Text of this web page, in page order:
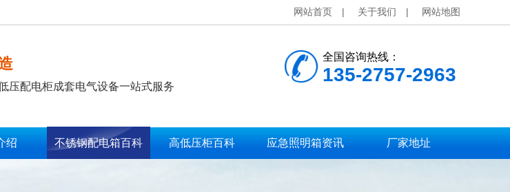
网站首页 | 关于我们 | 网站地图
压配电柜成套电气设备一站式服务
全国咨询热线：
135-2757-2963
绍 不锈钢配电箱百科 高低压柜百科 应急照明箱资讯 厂家地址